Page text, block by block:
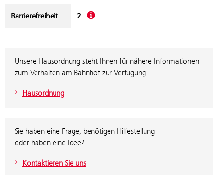
Barrierefreiheit 2 Beschreibung
Unsere Hausordnung steht Ihnen für nähere Informationen
zum Verhalten am Bahnhof zur Verfügung.
Hausordnung
Sie haben eine Frage, benötigen Hilfestellung
oder haben eine Idee?
Kontaktieren Sie uns